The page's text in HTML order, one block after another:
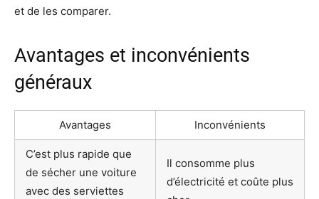
et de les comparer.
Avantages et inconvénients
généraux
Avantages Inconvénients
C’est plus rapide que
de sécher une voiture
avec des serviettes
Il consomme plus
d’électricité et coûte plus